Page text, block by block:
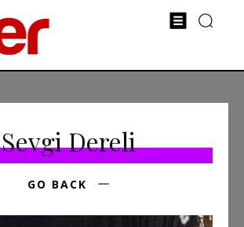
Sevgi Dereli
GO BACK